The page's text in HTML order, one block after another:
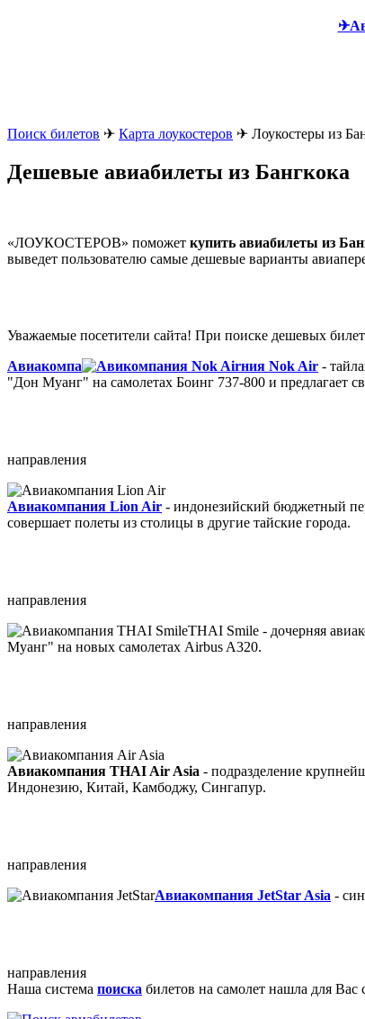
Поиск билетов ✈ Карта лоукостеров ✈ Лоукостеры из
Дешевые авиабилеты из Бангкока
«ЛОУКОСТЕРОВ» поможет купить авиабилеты из
выведет пользователю самые дешевые варианты
Уважаемые посетители сайта! При поиске дешевых
Авиакомпа
ния Nok Air -
"Дон Муанг" на самолетах Боинг 737-800 и предлагает
направления
Авиакомпания Lion Air - индонезийский бюджетный
совершает полеты из столицы в другие тайские города.
направления
THAI Smile - дочерняя
Муанг" на новых самолетах Airbus A320.
направления
Авиакомпания THAI Air Asia - подразделение
Индонезию, Китай, Камбоджу, Сингапур.
направления
Авиакомпания JetStar Asia -
направления
Наша система поиска билетов на самолет нашла для